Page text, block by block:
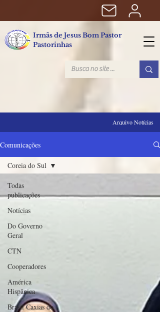
Irmãs de Jesus Bom Pastor
Pastorinhas
Arquivo Notícias
Comunicações
Todas
publicações
Notícias
Do Governo
Geral
CTN
Cooperadores
América
Hispânica
Brasil Caxias do
Coreia do Sul